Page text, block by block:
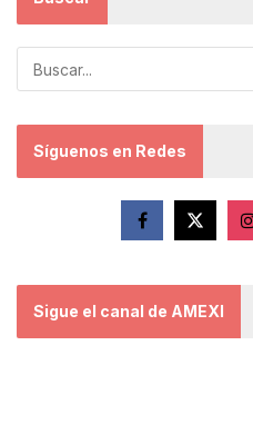
Síguenos en Redes
Sigue el canal de AMEXI